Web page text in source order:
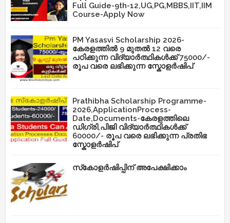
Full Guide-9th-12,UG,PG,MBBS,IIT,IIM
Course-Apply Now
PM Yasasvi Scholarship 2026-
കേരളത്തിൽ 9 മുതൽ 12 വരെ
പഠിക്കുന്ന വിദ്യാർത്ഥികൾക്ക് 75000/-
രൂപ വരെ ലഭിക്കുന്ന സ്കോളർഷിപ്
Prathibha Scholarship Programme-
2026,ApplicationProcess-
Date,Documents-കേരളത്തിലെ
ഡിഗ്രി,പിജി വിദ്യാർത്ഥികൾക്ക്
60000/- രൂപ വരെ ലഭിക്കുന്ന പ്രതിഭ
സ്കോളർഷിപ്
സ്‌കോളർഷിപ്പിന് അപേക്ഷിക്കാം